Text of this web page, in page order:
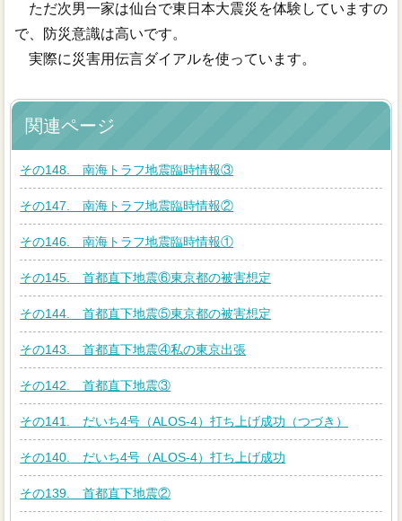
ただ次男一家は仙台で東日本大震災を体験していますの
で、防災意識は高いです。
実際に災害用伝言ダイアルを使っています。
関連ページ
その148. 南海トラフ地震臨時情報③
その147. 南海トラフ地震臨時情報②
その146. 南海トラフ地震臨時情報①
その145. 首都直下地震⑥東京都の被害想定
その144. 首都直下地震⑤東京都の被害想定
その143. 首都直下地震④私の東京出張
その142. 首都直下地震③
その141. だいち4号（ALOS-4）打ち上げ成功（つづき）
その140. だいち4号（ALOS-4）打ち上げ成功
その139. 首都直下地震②